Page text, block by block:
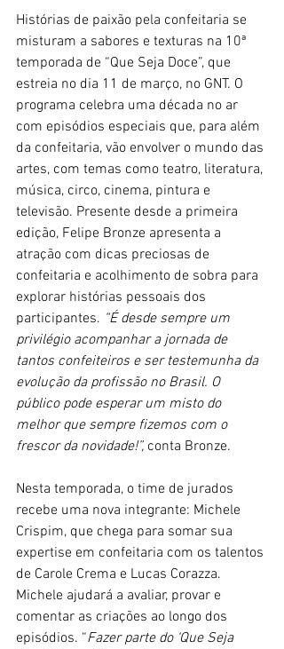
Histórias de paixão pela confeitaria se
misturam a sabores e texturas na 10ª
temporada de “Que Seja Doce”, que
estreia no dia 11 de março, no GNT. O
programa celebra uma década no ar
com episódios especiais que, para além
da confeitaria, vão envolver o mundo das
artes, com temas como teatro, literatura,
música, circo, cinema, pintura e
televisão. Presente desde a primeira
edição, Felipe Bronze apresenta a
atração com dicas preciosas de
confeitaria e acolhimento de sobra para
explorar histórias pessoais dos
participantes. “É desde sempre um
privilégio acompanhar a jornada de
tantos confeiteiros e ser testemunha da
evolução da profissão no Brasil. O
público pode esperar um misto do
melhor que sempre fizemos com o
frescor da novidade!”, conta Bronze.
Nesta temporada, o time de jurados
recebe uma nova integrante: Michele
Crispim, que chega para somar sua
expertise em confeitaria com os talentos
de Carole Crema e Lucas Corazza.
Michele ajudará a avaliar, provar e
comentar as criações ao longo dos
episódios. “Fazer parte do ‘Que Seja